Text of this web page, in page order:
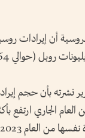
أن إيرادات
نشرته بأن حجم
العام الجاري